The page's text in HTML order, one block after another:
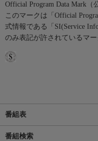
Official Program Data Mark（
このマークは「Official
式情報である「SI(Service
のみ表記が許されているマー
番組表
番組検索